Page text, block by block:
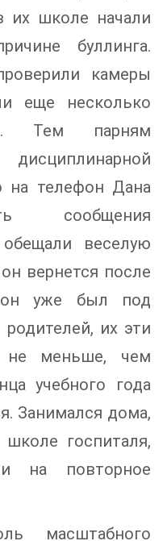
их школе начали
буллинга.
камеры
еще несколько
Тем парням
дисциплинарной
на телефон Дана
сообщения
веселую
вернется после
уже был под
их эти
не меньше, чем
учебного года
Занимался дома,
госпиталя,
на повторное
масштабного